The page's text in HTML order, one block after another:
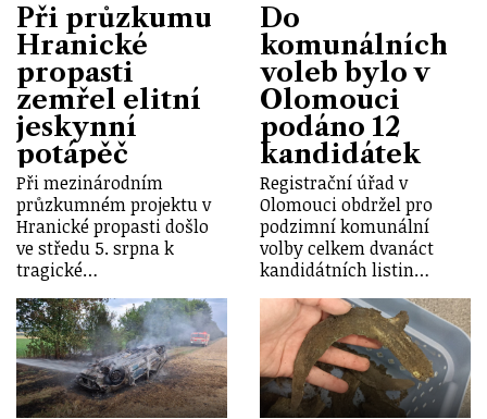
Při průzkumu
Hranické
propasti
zemřel elitní
jeskynní
potápěč
Při mezinárodním
průzkumném projektu v
Hranické propasti došlo
ve středu 5. srpna k
tragické…
Do
komunálních
voleb bylo v
Olomouci
podáno 12
kandidátek
Registrační úřad v
Olomouci obdržel pro
podzimní komunální
volby celkem dvanáct
kandidátních listin…